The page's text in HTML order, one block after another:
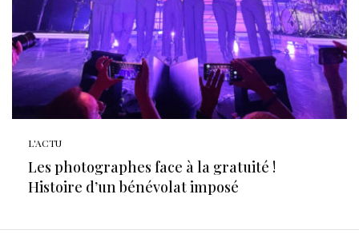
L'ACTU
Les photographes face à la gratuité !
Histoire d’un bénévolat imposé